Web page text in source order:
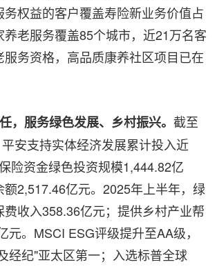
权益的客户覆盖寿险新业务价值占
养老服务覆盖85个城市，近21万名客
服务资格，高品质康养社区项目已在
，服务绿色发展、乡村振兴。 截至
安支持实体经济发展累计投入近
险资金绿色投资规模1,444.82亿
额2,517.46亿元。2025年上半年，绿
费收入358.36亿元；提供乡村产业帮
元。MSCI ESG评级提升至AA级，
经纪"亚太区第一；入选标普全球